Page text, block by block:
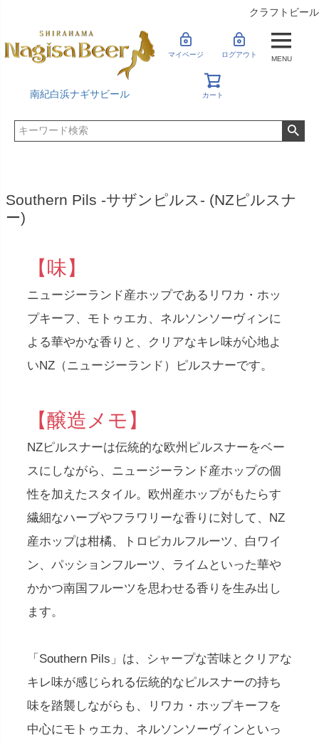
クラフトビール
南紀白浜ナギサビール
マイページ ログアウト
カート
MENU
Southern Pils -サザンピルス- (NZピルスナ
ー)
【味】
ニュージーランド産ホップであるリワカ・ホッ
プキーフ、モトゥエカ、ネルソンソーヴィンに
よる華やかな香りと、クリアなキレ味が心地よ
いNZ（ニュージーランド）ピルスナーです。
【醸造メモ】
NZピルスナーは伝統的な欧州ピルスナーをベー
スにしながら、ニュージーランド産ホップの個
性を加えたスタイル。欧州産ホップがもたらす
繊細なハーブやフラワリーな香りに対して、NZ
産ホップは柑橘、トロピカルフルーツ、白ワイ
ン、パッションフルーツ、ライムといった華や
かかつ南国フルーツを思わせる香りを生み出し
ます。
「Southern Pils」は、シャープな苦味とクリアな
キレ味が感じられる伝統的なピルスナーの持ち
味を踏襲しながらも、リワカ・ホップキーフを
中心にモトゥエカ、ネルソンソーヴィンといっ